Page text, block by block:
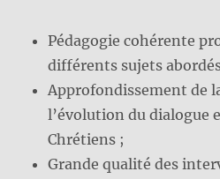
Pédagogie cohérente
différents sujets
Approfondissement de
l’évolution du dialogue
Chrétiens ;
Grande qualité des